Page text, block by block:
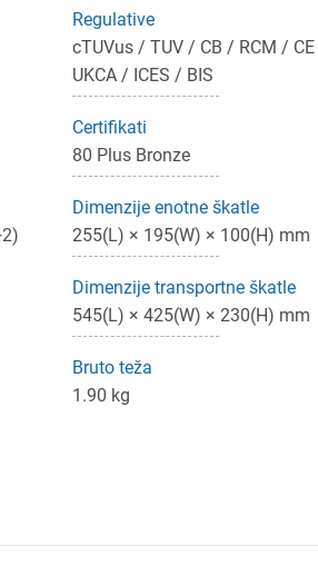
Regulative
cTUVus / TUV / CB / RCM /
UKCA / ICES / BIS
Certifikati
80 Plus Bronze
Dimenzije enotne škatle
255(L) × 195(W) × 100(H) mm
Dimenzije transportne škatle
545(L) × 425(W) × 230(H) mm
Bruto teža
1.90 kg